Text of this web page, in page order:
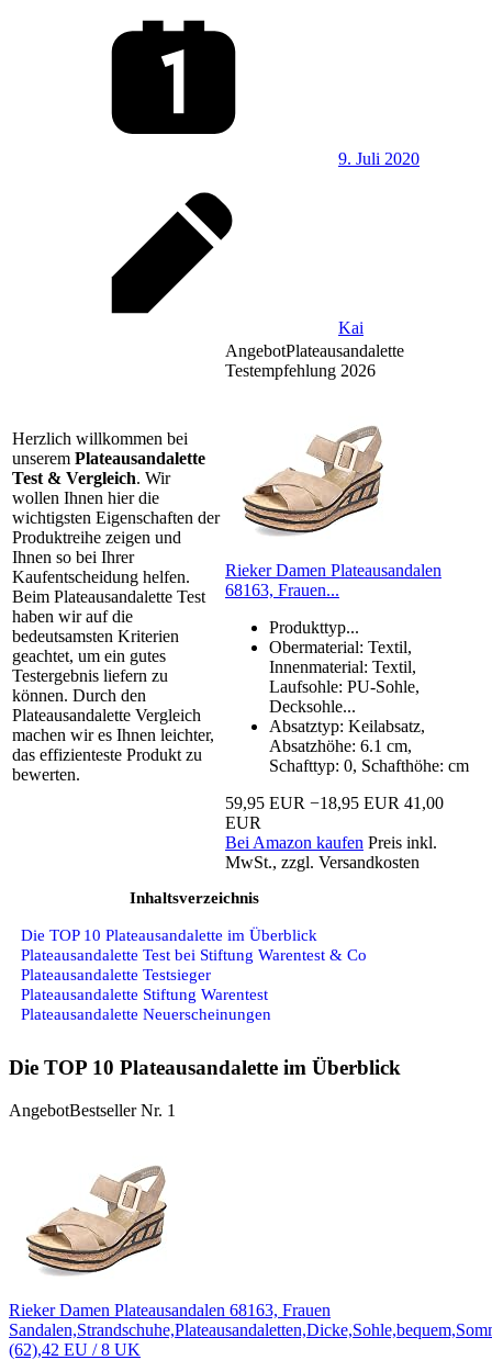
9. Juli 2020
Kai
Herzlich willkommen bei
unserem Plateausandalette
Test & Vergleich. Wir
wollen Ihnen hier die
wichtigsten Eigenschaften der
Produktreihe zeigen und
Ihnen so bei Ihrer
Kaufentscheidung helfen.
Beim Plateausandalette Test
haben wir auf die
bedeutsamsten Kriterien
geachtet, um ein gutes
Testergebnis liefern zu
können. Durch den
Plateausandalette Vergleich
machen wir es Ihnen leichter,
das effizienteste Produkt zu
bewerten.
AngebotPlateausandalette
Testempfehlung 2026
Rieker Damen Plateausandalen
68163, Frauen...
Produkttyp...
Obermaterial: Textil,
Innenmaterial: Textil,
Laufsohle: PU-Sohle,
Decksohle...
Absatztyp: Keilabsatz,
Absatzhöhe: 6.1 cm,
Schafttyp: 0, Schafthöhe: cm
59,95 EUR −18,95 EUR 41,00
EUR
Bei Amazon kaufen Preis inkl.
MwSt., zzgl. Versandkosten
Inhaltsverzeichnis
Die TOP 10 Plateausandalette im Überblick
Plateausandalette Test bei Stiftung Warentest & Co
Plateausandalette Testsieger
Plateausandalette Stiftung Warentest
Plateausandalette Neuerscheinungen
Die TOP 10 Plateausandalette im Überblick
AngebotBestseller Nr. 1
Rieker Damen Plateausandalen 68163, Frauen
(62),42 EU / 8 UK